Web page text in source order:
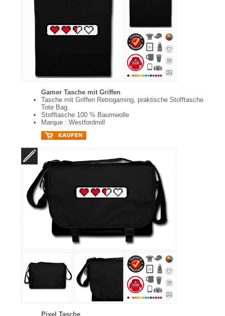
Gamer Tasche mit Griffen
Tasche mit Griffen Retrogaming, praktische Stofftasche
Tote Bag.
Stofftasche 100 % Baumwolle
Marque : Westfordmill
Pixel Tasche